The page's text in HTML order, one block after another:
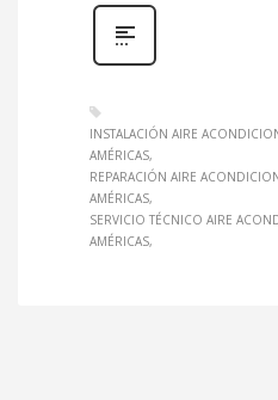
INSTALACIÓN AIRE
AMÉRICAS
REPARACIÓN AIRE
AMÉRICAS
SERVICIO TÉCNICO AIRE
AMÉRICAS